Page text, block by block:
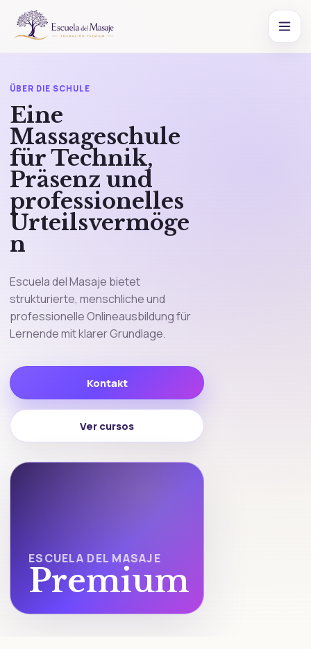
ÜBER DIE SCHULE
Eine
Massageschule
für Technik,
Präsenz und
professionelles
Urteilsvermöge
n
Escuela del Masaje bietet
strukturierte, menschliche und
professionelle Onlineausbildung für
Lernende mit klarer Grundlage.
Kontakt
Ver cursos
ESCUELA DEL MASAJE
Premium